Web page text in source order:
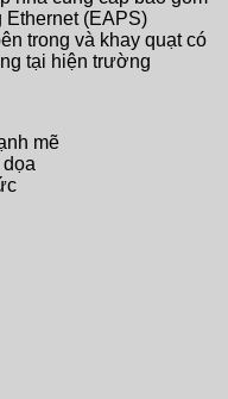
Ethernet (EAPS)
trong và khay quạt có
tại hiện trường
mẽ